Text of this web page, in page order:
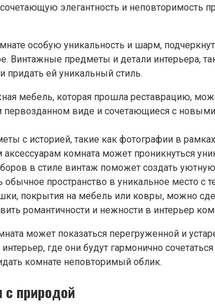
элегантность и
особую уникальность и шарм,
Винтажные предметы и детали интерьера,
придать ей уникальный стиль.
мебель, которая прошла реставрацию,
виде и сочетающиеся с
с историей, такие как фотографии в
комната может проникнуться
в стиле винтаж поможет создать
обычное пространство в уникальное место с
покрытия на мебель или ковры, можно
романтичности и нежности в интерьер
может показаться перегруженной и
где они будут гармонично
комнате неповторимый облик.
с природой